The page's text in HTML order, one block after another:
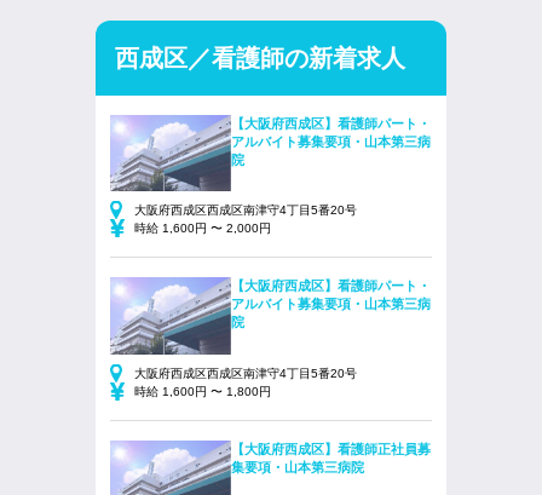
西成区／看護師の新着求人
【大阪府西成区】看護師パート・
アルバイト募集要項・山本第三病
院
大阪府西成区西成区南津守4丁目5番20号
時給 1,600円 〜 2,000円
【大阪府西成区】看護師パート・
アルバイト募集要項・山本第三病
院
大阪府西成区西成区南津守4丁目5番20号
時給 1,600円 〜 1,800円
【大阪府西成区】看護師正社員募
集要項・山本第三病院